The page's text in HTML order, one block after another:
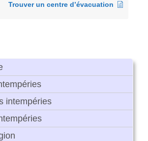
intempéries
Trouver un centre d’évacuation